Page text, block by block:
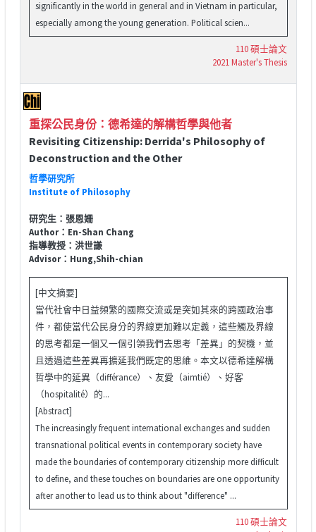
significantly in the world in general and in Vietnam in particular,
especially among the young generation. Political scien...
110 碩士論文
2021 Master's Thesis
重探公民身份：德希達的解構哲學與他者
Revisiting Citizenship: Derrida's Philosophy of
Deconstruction and the Other
哲學研究所
Institute of Philosophy
研究生：張恩姍
Author：En-Shan Chang
指導教授：洪世謙
Advisor：Hung,Shih-chian
[中文摘要]
當代社會中日益頻繁的國際交流或是突如其來的跨國政治事
件，都使當代公民身分的界線更加難以定義，這些觸及界線
的思考都是一個又一個引領我們去思考「差異」的契機，並
且透過這些差異再擴延我們既定的思維。本文以德希達解構
哲學中的延異（différance）、友愛（aimtié）、好客
（hospitalité）的...
[Abstract]
The increasingly frequent international exchanges and sudden
transnational political events in contemporary society have
made the boundaries of contemporary citizenship more difficult
to define, and these touches on boundaries are one opportunity
after another to lead us to think about "difference" ...
110 碩士論文